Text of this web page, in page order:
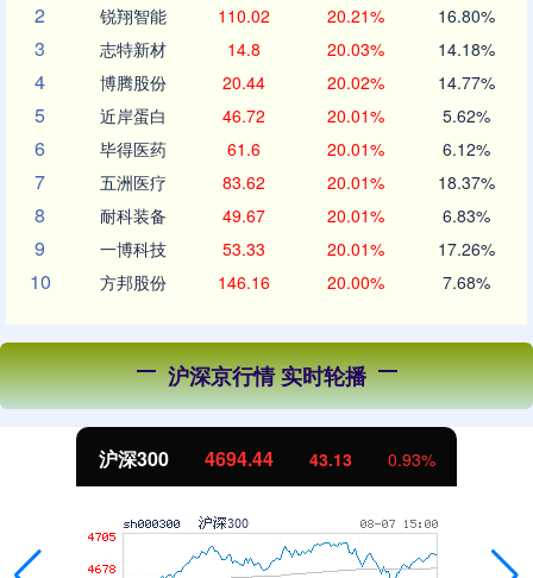
2 锐翔智能 110.02 20.21% 16.80%
3 志特新材 14.8 20.03% 14.18%
4 博腾股份 20.44 20.02% 14.77%
5 近岸蛋白 46.72 20.01% 5.62%
6 毕得医药 61.6 20.01% 6.12%
7 五洲医疗 83.62 20.01% 18.37%
8 耐科装备 49.67 20.01% 6.83%
9 一博科技 53.33 20.01% 17.26%
10 方邦股份 146.16 20.00% 7.68%
沪深京行情 实时轮播
北证50 1134.24 11.37 1.01%